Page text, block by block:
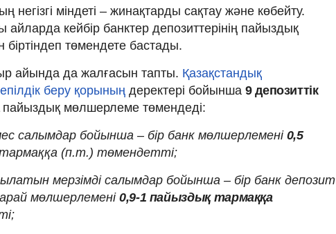
негізгі міндеті – жинақтарды сақтау және көбейту.
айларда кейбір банктер депозиттерінің пайыздық
біртіндеп төмендете бастады.
айында да жалғасын тапты. Қазақстандық
беру қорының деректері бойынша 9 депозиттік
пайыздық мөлшерлеме төмендеді:
салымдар бойынша – бір банк мөлшерлемені0,5
(п.т.) төмендетті;
мерзімді салымдар бойынша – бір банк депозит
мөлшерлемені 0,9-1 пайыздық тармаққа